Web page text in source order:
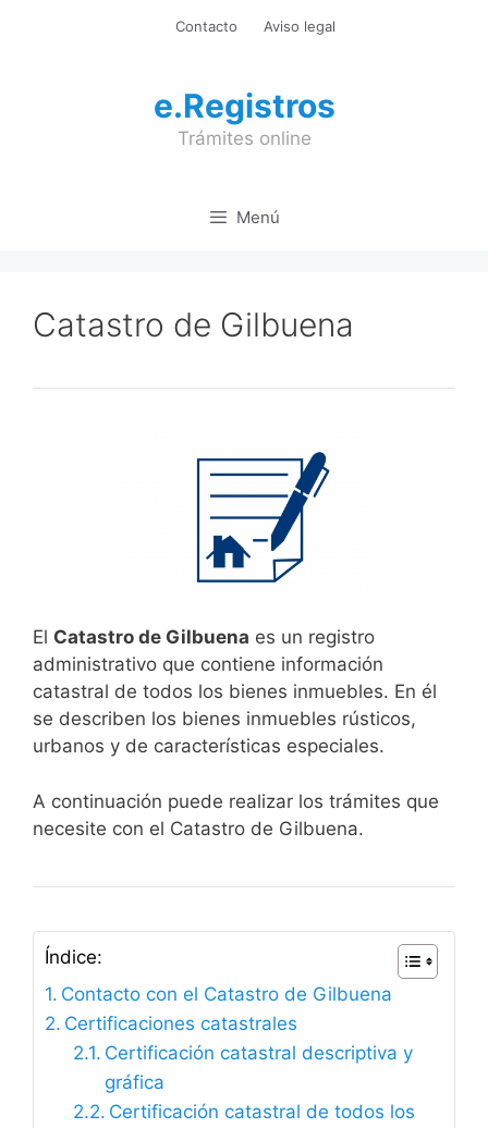
Contacto Aviso legal
e.Registros
Trámites online
Menú
Catastro de Gilbuena
El Catastro de Gilbuena es un registro
administrativo que contiene información
catastral de todos los bienes inmuebles. En él
se describen los bienes inmuebles rústicos,
urbanos y de características especiales.
A continuación puede realizar los trámites que
necesite con el Catastro de Gilbuena.
Índice:
Contacto con el Catastro de Gilbuena
Certificaciones catastrales
Certificación catastral descriptiva y
gráfica
Certificación catastral de todos los